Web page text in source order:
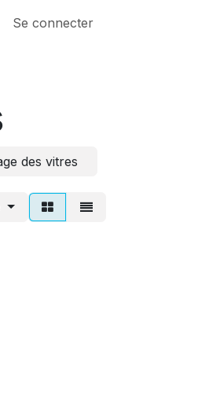
de SNJB
Se connecter
des vitres